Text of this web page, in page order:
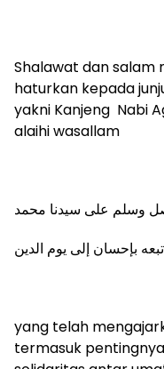
Shalawat dan salam
haturkan kepada
yakni Kanjeng Nabi
alaihi wasallam
وسلم على سيدنا محمد
بإحسان إلى يوم الدين
yang telah
termasuk